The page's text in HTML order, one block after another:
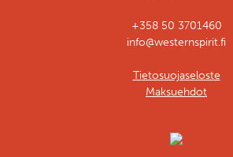
+358 50 3701460
info@westernspirit.fi
Tietosuojaseloste
Maksuehdot